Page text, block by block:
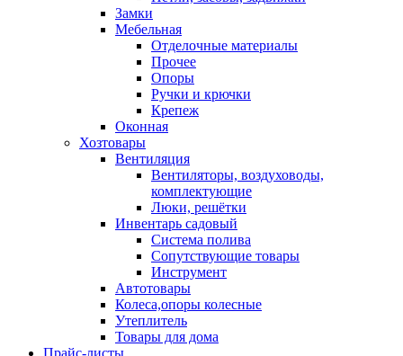
Замки
Мебельная
Отделочные материалы
Прочее
Опоры
Ручки и крючки
Крепеж
Оконная
Хозтовары
Вентиляция
Вентиляторы, воздуховоды,
комплектующие
Люки, решётки
Инвентарь садовый
Система полива
Сопутствующие товары
Инструмент
Автотовары
Колеса,опоры колесные
Утеплитель
Товары для дома
Прайс-листы